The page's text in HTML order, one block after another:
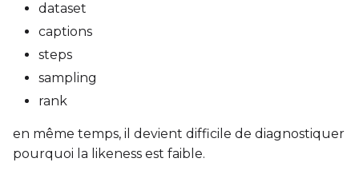
dataset
captions
steps
sampling
rank
en même temps, il devient difficile de diagnostiquer
pourquoi la likeness est faible.